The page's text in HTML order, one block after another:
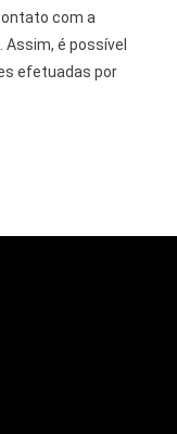
com a
é possível
efetuadas por